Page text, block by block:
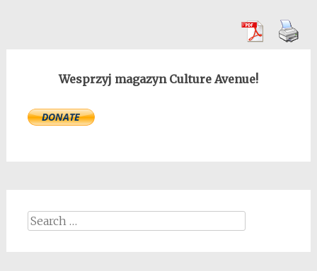
Wesprzyj magazyn Culture Avenue!
Search
for: